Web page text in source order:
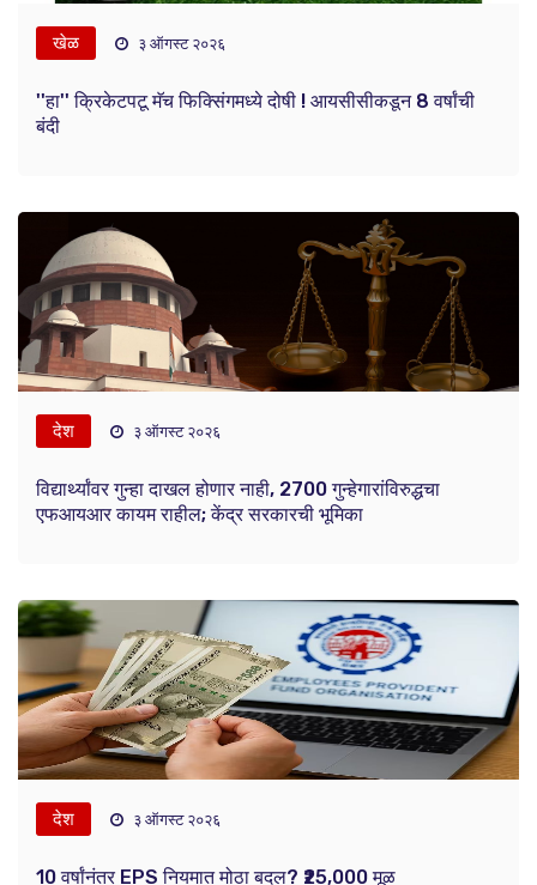
खेळ ३ ऑगस्ट २०२६
''हा'' क्रिकेटपटू मॅच फिक्सिंगमध्ये दोषी ! आयसीसीकडून 8 वर्षांची
बंदी
देश ३ ऑगस्ट २०२६
विद्यार्थ्यांवर गुन्हा दाखल होणार नाही, 2700 गुन्हेगारांविरुद्धचा
एफआयआर कायम राहील; केंद्र सरकारची भूमिका
देश ३ ऑगस्ट २०२६
10 वर्षांनंतर EPS नियमात मोठा बदल? ₹25,000 मूळ